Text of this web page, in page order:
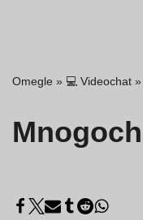
Omegle » 💻 Videochat »